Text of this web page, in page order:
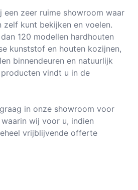
een zeer ruime showroom waar
zelf kunt bekijken en voelen.
120 modellen hardhouten
kunststof en houten kozijnen,
binnendeuren en natuurlijk
vindt u in de
in onze showroom voor
wij voor u, indien
vrijblijvende offerte